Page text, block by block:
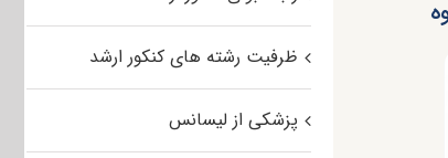
ظرفیت رشته های کنکور ارشد
پزشکی از لیسانس